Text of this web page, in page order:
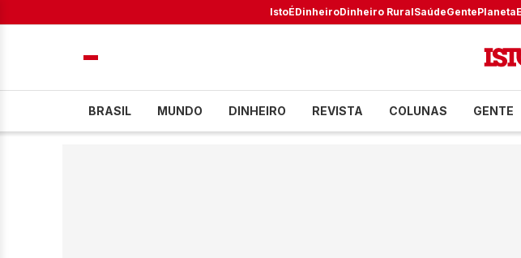
IstoÉDinheiroDinheiro RuralSaúdeGentePlaneta
BRASIL MUNDO DINHEIRO REVISTA COLUNAS GENTE